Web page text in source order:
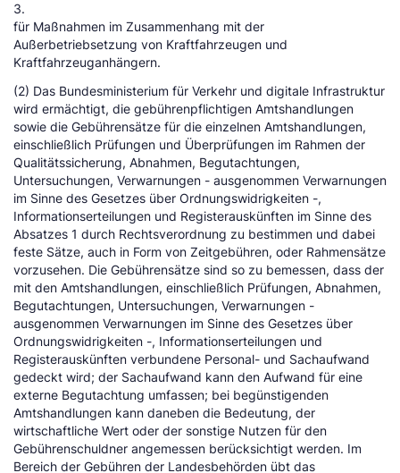
3.
für Maßnahmen im Zusammenhang mit der
Außerbetriebsetzung von Kraftfahrzeugen und
Kraftfahrzeuganhängern.
(2) Das Bundesministerium für Verkehr und digitale Infrastruktur
wird ermächtigt, die gebührenpflichtigen Amtshandlungen
sowie die Gebührensätze für die einzelnen Amtshandlungen,
einschließlich Prüfungen und Überprüfungen im Rahmen der
Qualitätssicherung, Abnahmen, Begutachtungen,
Untersuchungen, Verwarnungen - ausgenommen Verwarnungen
im Sinne des Gesetzes über Ordnungswidrigkeiten -,
Informationserteilungen und Registerauskünften im Sinne des
Absatzes 1 durch Rechtsverordnung zu bestimmen und dabei
feste Sätze, auch in Form von Zeitgebühren, oder Rahmensätze
vorzusehen. Die Gebührensätze sind so zu bemessen, dass der
mit den Amtshandlungen, einschließlich Prüfungen, Abnahmen,
Begutachtungen, Untersuchungen, Verwarnungen -
ausgenommen Verwarnungen im Sinne des Gesetzes über
Ordnungswidrigkeiten -, Informationserteilungen und
Registerauskünften verbundene Personal- und Sachaufwand
gedeckt wird; der Sachaufwand kann den Aufwand für eine
externe Begutachtung umfassen; bei begünstigenden
Amtshandlungen kann daneben die Bedeutung, der
wirtschaftliche Wert oder der sonstige Nutzen für den
Gebührenschuldner angemessen berücksichtigt werden. Im
Bereich der Gebühren der Landesbehörden übt das